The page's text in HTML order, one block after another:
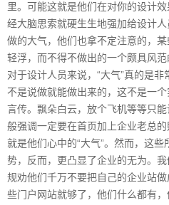
里。可能这就是他们在对你的设计
经大脑思索就硬生生地强加给设计
做的大气，他们也拿不定注意的，
轻浮，而不得不做出的一个颇具风范
对于设计人员来说，“大气”真的是
不是说做就能做出来的，这不是一
言传。飘朵白云，放个飞机等等只
般强调一定要在首页加上企业老总
就是他们心中的“大气”。然而，这
势，反而，更凸显了企业的无为。我
规劝他们千万不要把自己的企业站
些门户网站就够了，他们什么都有